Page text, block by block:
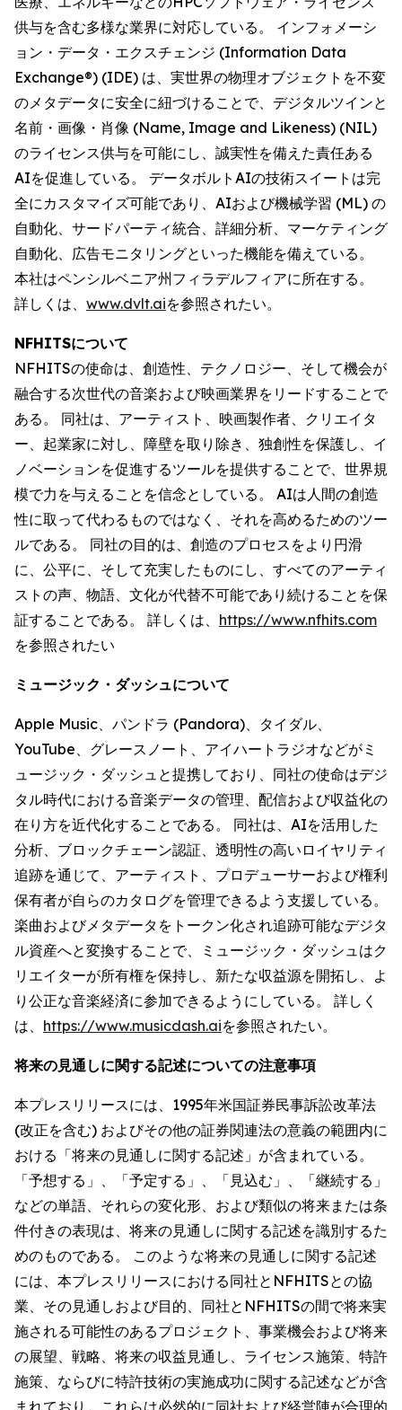
供与を含む多様な業界に対応している。 インフォメーシ
ョン・データ・エクスチェンジ (Information Data
Exchange®) (IDE) は、実世界の物理オブジェクトを不変
のメタデータに安全に紐づけることで、デジタルツインと
名前・画像・肖像 (Name, Image and Likeness) (NIL)
のライセンス供与を可能にし、誠実性を備えた責任ある
AIを促進している。 データボルトAIの技術スイートは完
全にカスタマイズ可能であり、AIおよび機械学習 (ML) の
自動化、サードパーティ統合、詳細分析、マーケティング
自動化、広告モニタリングといった機能を備えている。
本社はペンシルベニア州フィラデルフィアに所在する。
詳しくは、 www.dvlt.aiを参照されたい。
NFHITSについて
NFHITSの使命は、創造性、テクノロジー、そして機会が
融合する次世代の音楽および映画業界をリードすることで
ある。 同社は、アーティスト、映画製作者、クリエイタ
ー、起業家に対し、障壁を取り除き、独創性を保護し、イ
ノベーションを促進するツールを提供することで、世界規
模で力を与えることを信念としている。 AIは人間の創造
性に取って代わるものではなく、それを高めるためのツー
ルである。 同社の目的は、創造のプロセスをより円滑
に、公平に、そして充実したものにし、すべてのアーティ
ストの声、物語、文化が代替不可能であり続けることを保
証することである。 詳しくは、 https://www.nfhits.com
を参照されたい
ミュージック・ダッシュについて
Apple Music、パンドラ (Pandora)、タイダル、
YouTube、グレースノート、アイハートラジオなどがミ
ュージック・ダッシュと提携しており、同社の使命はデジ
タル時代における音楽データの管理、配信および収益化の
在り方を近代化することである。 同社は、AIを活用した
分析、ブロックチェーン認証、透明性の高いロイヤリティ
追跡を通じて、アーティスト、プロデューサーおよび権利
保有者が自らのカタログを管理できるよう支援している。
楽曲およびメタデータをトークン化され追跡可能なデジタ
ル資産へと変換することで、ミュージック・ダッシュはク
リエイターが所有権を保持し、新たな収益源を開拓し、よ
り公正な音楽経済に参加できるようにしている。 詳しく
は、 https://www.musicdash.aiを参照されたい。
将来の見通しに関する記述についての注意事項
本プレスリリースには、1995年米国証券民事訴訟改革法
(改正を含む) およびその他の証券関連法の意義の範囲内に
おける「将来の見通しに関する記述」が含まれている。
「予想する」、「予定する」、「見込む」、「継続する」
などの単語、それらの変化形、および類似の将来または条
件付きの表現は、将来の見通しに関する記述を識別するた
めのものである。 このような将来の見通しに関する記述
には、本プレスリリースにおける同社とNFHITSとの協
業、その見通しおよび目的、同社とNFHITSの間で将来実
施される可能性のあるプロジェクト、事業機会および将来
の展望、戦略、将来の収益見通し、ライセンス施策、特許
施策、ならびに特許技術の実施成功に関する記述などが含